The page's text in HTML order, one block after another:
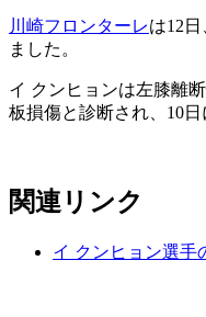
川崎フロンターレは12
ました。
イ クンヒョンは左膝離
板損傷と診断され、10日
関連リンク
イ クンヒョン選手